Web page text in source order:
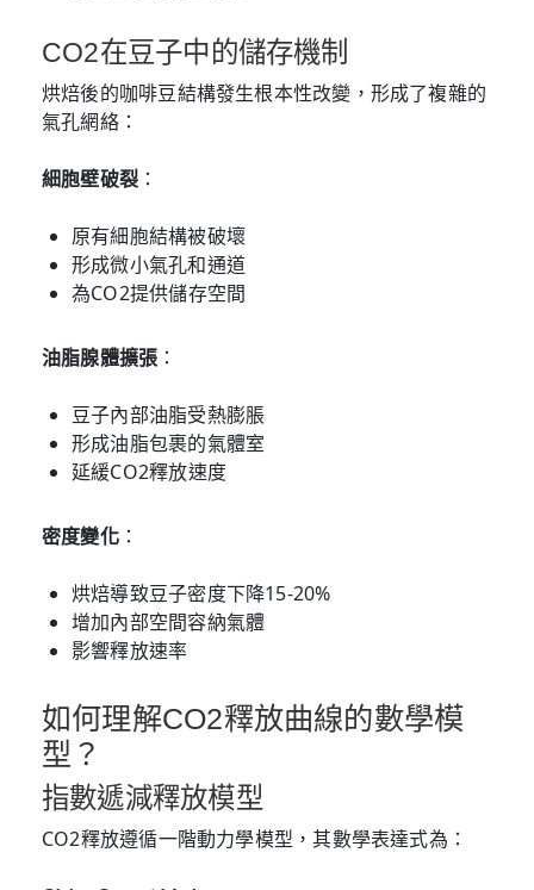
CO2在豆子中的儲存機制
烘焙後的咖啡豆結構發生根本性改變，形成了複雜的
氣孔網絡：
細胞壁破裂 ：
原有細胞結構被破壞
形成微小氣孔和通道
為CO2提供儲存空間
油脂腺體擴張 ：
豆子內部油脂受熱膨脹
形成油脂包裹的氣體室
延緩CO2釋放速度
密度變化：
烘焙導致豆子密度下降15-20%
增加內部空間容納氣體
影響釋放速率
如何理解CO2釋放曲線的數學模
型？
指數遞減釋放模型
CO2釋放遵循一階動力學模型，其數學表達式為：